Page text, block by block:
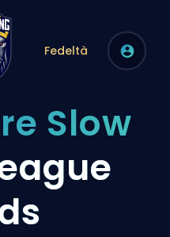
Fedeltà
Slow